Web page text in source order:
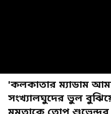
'কলকাতার ম্যাডাম
সংখ্যালঘুদের ভুল